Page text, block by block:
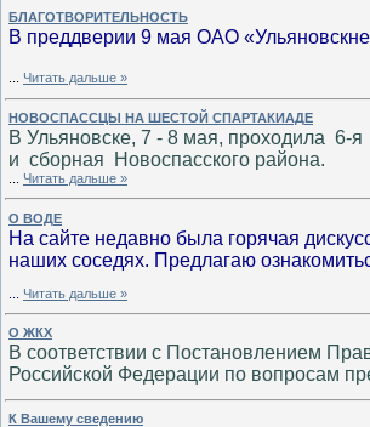
БЛАГОТВОРИТЕЛЬНОСТЬ
В преддверии 9 мая ОАО
Читать дальше »
НОВОСПАССЦЫ НА ШЕСТОЙ СПАРТАКИАДЕ
В Ульяновске, 7 - 8 мая, проходила 6-я
и сборная Новоспасского района.
Читать дальше »
О ВОДЕ
На сайте недавно была горячая
наших соседях. Предлагаю
Читать дальше »
О ЖКХ
В соответствии с Постановлением
Российской Федерации по вопросам
К Вашему сведению